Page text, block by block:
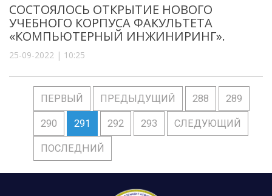
СОСТОЯЛОСЬ ОТКРЫТИЕ НОВОГО
УЧЕБНОГО КОРПУСА ФАКУЛЬТЕТА
«КОМПЬЮТЕРНЫЙ ИНЖИНИРИНГ».
25-09-2022 | 10:25
ПЕРВЫЙ ПРЕДЫДУЩИЙ 288 289
290 291 292 293 СЛЕДУЮЩИЙ
ПОСЛЕДНИЙ